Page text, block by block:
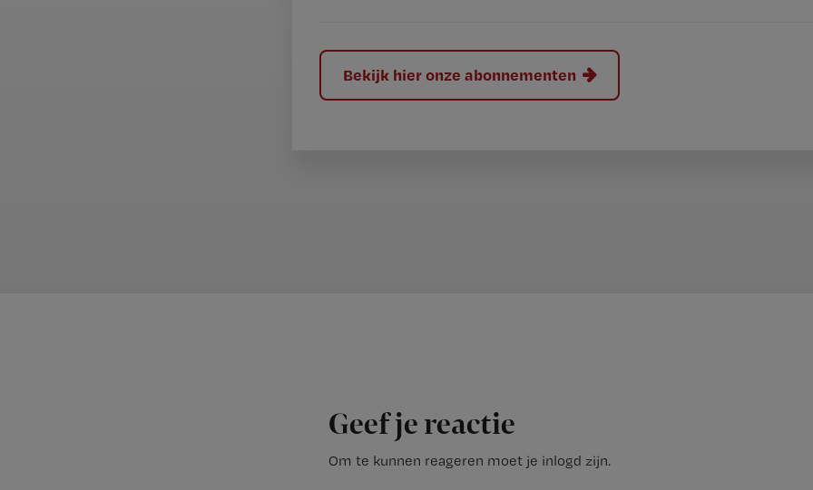
?
Bekijk hier onze abonnementen
Geef je reactie
Om te kunnen reageren moet je inlogd zijn.